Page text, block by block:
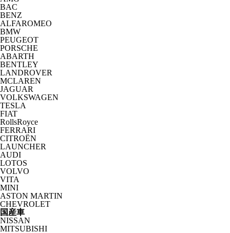
BAC
BENZ
ALFAROMEO
BMW
PEUGEOT
PORSCHE
ABARTH
BENTLEY
LANDROVER
MCLAREN
JAGUAR
VOLKSWAGEN
TESLA
FIAT
RollsRoyce
FERRARI
CITROËN
LAUNCHER
AUDI
LOTOS
VOLVO
VITA
MINI
ASTON MARTIN
CHEVROLET
国産車
NISSAN
MITSUBISHI